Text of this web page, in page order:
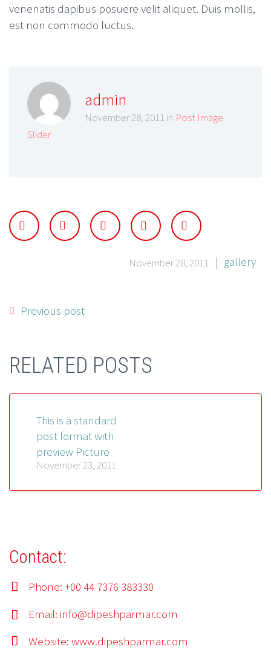
venenatis dapibus posuere velit aliquet. Duis mollis,
est non commodo luctus.
admin
November 28, 2011 in Post Image
Slider
November 28, 2011 | gallery
Previous post
RELATED POSTS
This is a standard
post format with
preview Picture
November 23, 2011
Contact:
Phone: +00 44 7376 383330
Email: info@dipeshparmar.com
Website: www.dipeshparmar.com